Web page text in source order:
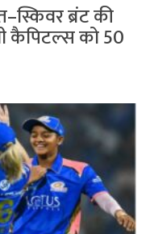
ब्रंट की
कैपिटल्स को 50